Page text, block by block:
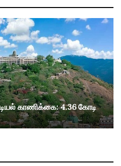
காணிக்கை: 4.36 கோடி